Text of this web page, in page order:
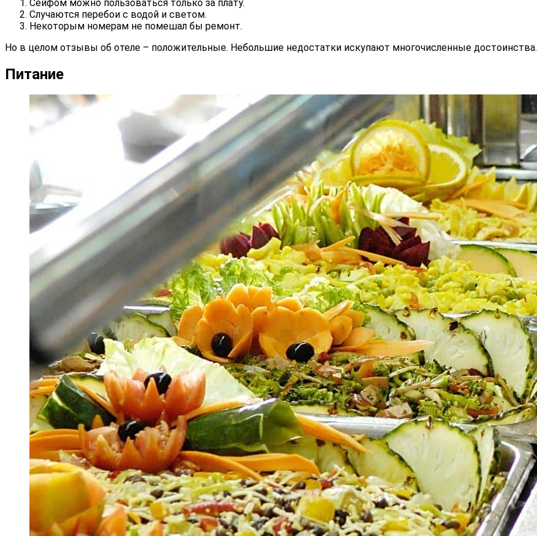
Сейфом можно пользоваться только за плату.
Случаются перебои с водой и светом.
Некоторым номерам не помешал бы ремонт.
Но в целом отзывы об отеле – положительные. Небольшие недостатки искупают многочисленные достоинства.
Питание